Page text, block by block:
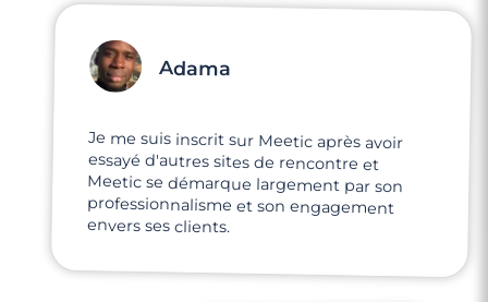
Adama
Je me suis inscrit sur Meetic après avoir
essayé d'autres sites de rencontre et
Meetic se démarque largement par son
professionnalisme et son engagement
envers ses clients.